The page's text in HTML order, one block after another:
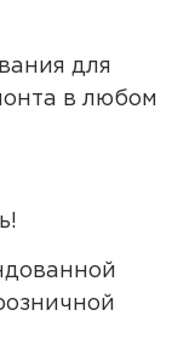
для
в любом